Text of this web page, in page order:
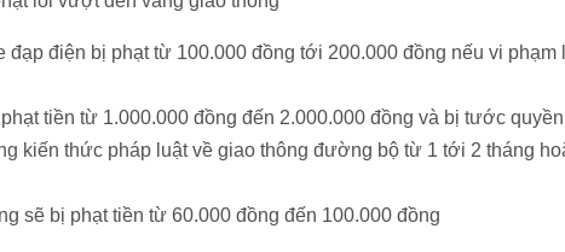
điện bị phạt từ 100.000 đồng tới 200.000 đồng nếu vi phạm
tiền từ 1.000.000 đồng đến 2.000.000 đồng và bị tước
kiến thức pháp luật về giao thông đường bộ từ 1 tới 2 tháng
sẽ bị phạt tiền từ 60.000 đồng đến 100.000 đồng